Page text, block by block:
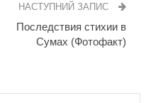
НАСТУПНИЙ ЗАПИС
Последствия стихии в
Сумах (Фотофакт)